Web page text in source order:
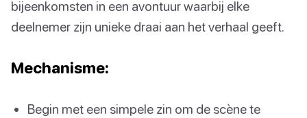
bijeenkomsten in een avontuur waarbij elke
deelnemer zijn unieke draai aan het verhaal geeft.
Mechanisme:
Begin met een simpele zin om de scène te